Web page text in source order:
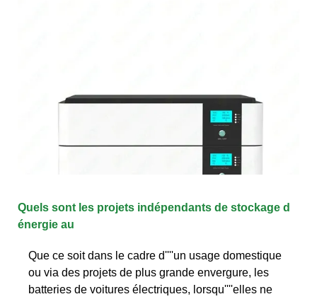
Quels sont les projets indépendants de stockage d
énergie au
Que ce soit dans le cadre d''''un usage domestique
ou via des projets de plus grande envergure, les
batteries de voitures électriques, lorsqu''''elles ne